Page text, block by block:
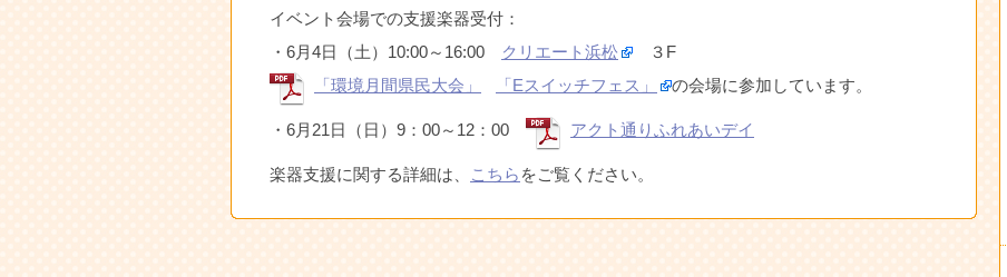
イベント会場での支援楽器受付：
・6月4日（土）10:00～16:00
クリエート浜松
３F
「環境月間県民大会」
「Eスイッチフェス」 の会場に参加しています。
・6月21日（日）9：00～12：00 アクト通りふれあいデイ
楽器支援に関する詳細は、 こちら をご覧ください。